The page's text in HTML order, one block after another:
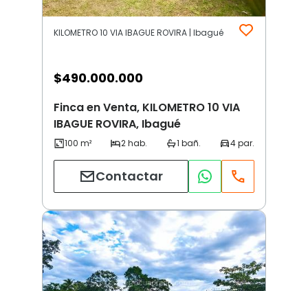
KILOMETRO 10 VIA IBAGUE ROVIRA | Ibagué
$490.000.000
Finca en Venta, KILOMETRO 10 VIA
IBAGUE ROVIRA, Ibagué
Contactar